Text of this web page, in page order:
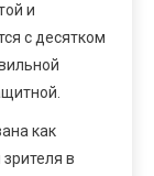
и
с десятком
как
в